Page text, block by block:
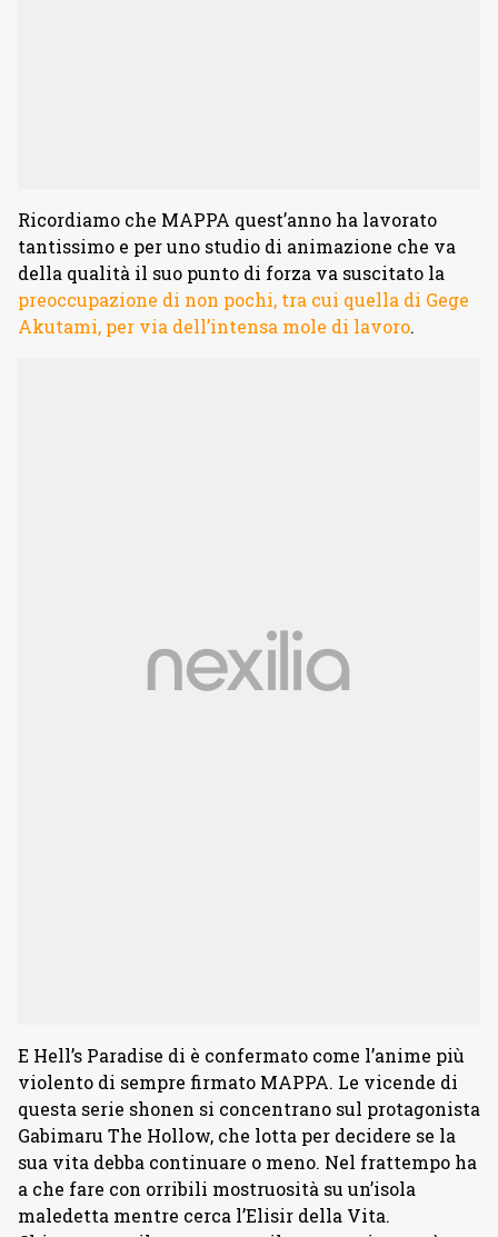
Ricordiamo che MAPPA quest’anno ha lavorato
tantissimo e per uno studio di animazione che va
della qualità il suo punto di forza va suscitato la
preoccupazione di non pochi, tra cui quella di Gege
Akutami, per via dell’intensa mole di lavoro.
E Hell’s Paradise di è confermato come l’anime più
violento di sempre firmato MAPPA. Le vicende di
questa serie shonen si concentrano sul protagonista
Gabimaru The Hollow, che lotta per decidere se la
sua vita debba continuare o meno. Nel frattempo ha
a che fare con orribili mostruosità su un’isola
maledetta mentre cerca l’Elisir della Vita.